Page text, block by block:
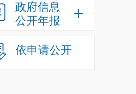
政府信息
公开年报
依申请公开